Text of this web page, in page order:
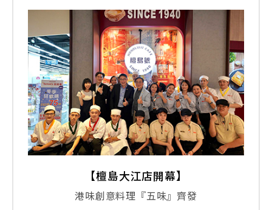
【檀島大江店開幕】
港味創意料理『五味』齊發